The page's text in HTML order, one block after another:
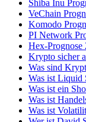
Shiba Inu
VeChain
Komodo
PI Network
Hex-Prognose
Krypto sicher
Was sind
Was ist Liquid
Was ist ein
Was ist
Was ist